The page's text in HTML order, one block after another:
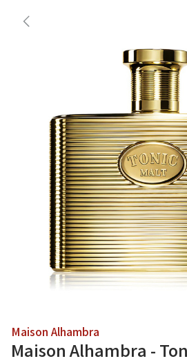
Maison Alhambra
Maison Alhambra -